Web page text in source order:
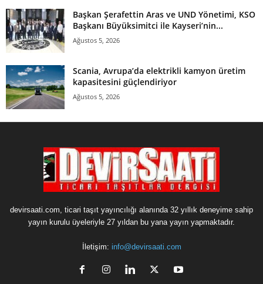
Başkan Şerafettin Aras ve UND Yönetimi, KSO
Başkanı Büyüksimitci ile Kayseri’nin...
Ağustos 5, 2026
Scania, Avrupa’da elektrikli kamyon üretim
kapasitesini güçlendiriyor
Ağustos 5, 2026
devirsaati.com, ticari taşıt yayıncılığı alanında 32 yıllık deneyime sahip
yayın kurulu üyeleriyle 27 yıldan bu yana yayın yapmaktadır.
İletişim: info@devirsaati.com